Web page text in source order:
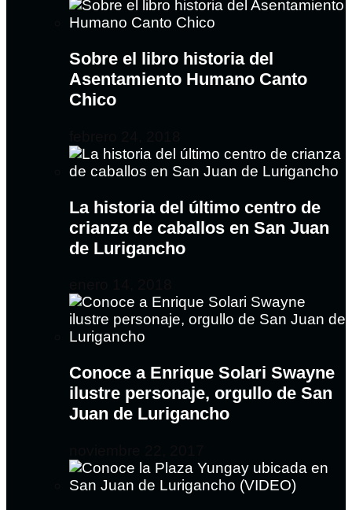
Sobre el libro historia del
Asentamiento Humano Canto
Chico
La historia del último centro de
crianza de caballos en San Juan
de Lurigancho
Conoce a Enrique Solari Swayne
ilustre personaje, orgullo de San
Juan de Lurigancho